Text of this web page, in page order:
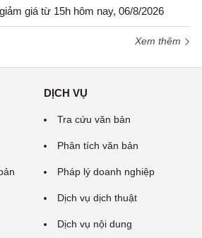
giá từ 15h hôm nay, 06/8/2026
Xem thêm
DỊCH VỤ
Tra cứu văn bản
Phân tích văn bản
Pháp lý doanh nghiệp
Dịch vụ dịch thuật
Dịch vụ nội dung